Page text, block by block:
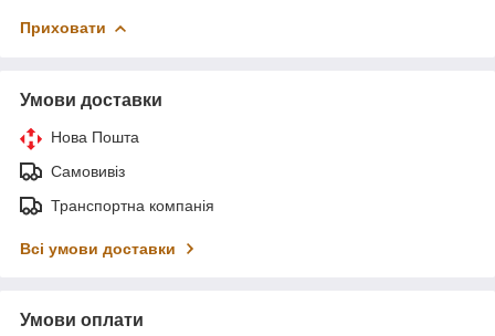
Приховати
Умови доставки
Нова Пошта
Самовивіз
Транспортна компанія
Всі умови доставки
Умови оплати